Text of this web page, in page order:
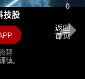
0
技股
建
慎。